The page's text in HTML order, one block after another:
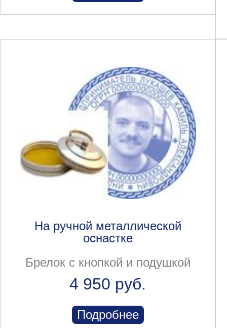
На ручной металлической
оснастке
Брелок с кнопкой и подушкой
4 950 руб.
Подробнее